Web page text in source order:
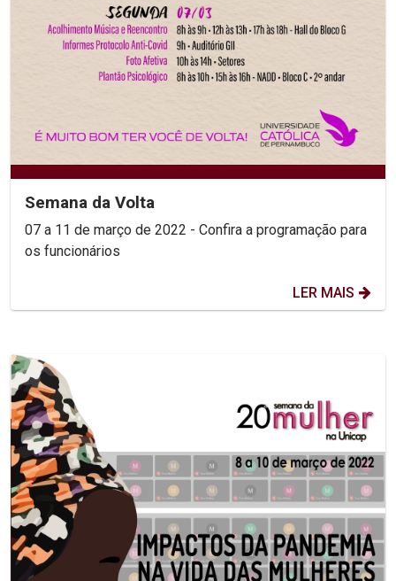
Semana da Volta
07 a 11 de março de 2022 - Confira a programação para
os funcionários
LER MAIS